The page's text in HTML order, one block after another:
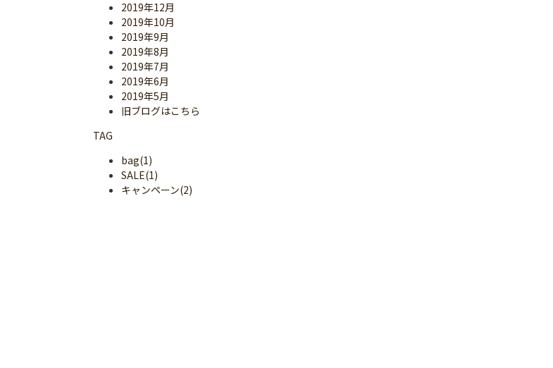
2019年12月
2019年10月
2019年9月
2019年8月
2019年7月
2019年6月
2019年5月
旧ブログはこちら
TAG
bag(1)
SALE(1)
キャンペーン(2)